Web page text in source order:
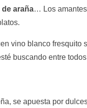
araña… Los amantes
vino blanco
buscando entre
se apuesta por